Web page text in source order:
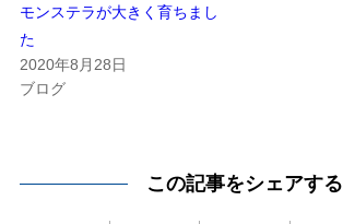
モンステラが大きく育ちまし
た
2020年8月28日
ブログ
この記事をシェアする